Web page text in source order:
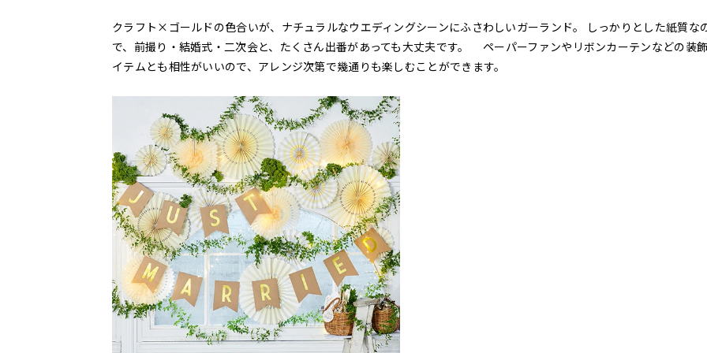
クラフト×ゴールドの色合いが、ナチュラルなウエディングシーンにふさわしいガーランド。 しっかりとした紙質な
で、前撮り・結婚式・二次会と、たくさん出番があっても大丈夫です。 ペーパーファンやリボンカーテンなどの装
イテムとも相性がいいので、アレンジ次第で幾通りも楽しむことができます。